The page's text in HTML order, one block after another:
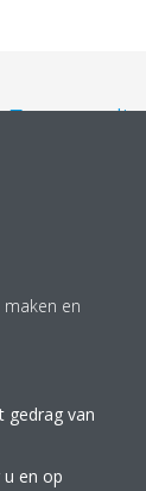
Ontworpen voor
bestaande
verwijderen en
gecertificeerd
en
gedrag van
en op